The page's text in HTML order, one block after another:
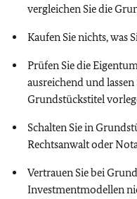
vergleichen Sie die
Kaufen Sie nichts, was
Prüfen Sie die
ausreichend und
Grundstückstitel
Schalten Sie in
Rechtsanwalt oder
Vertrauen Sie bei
Investmentmodellen